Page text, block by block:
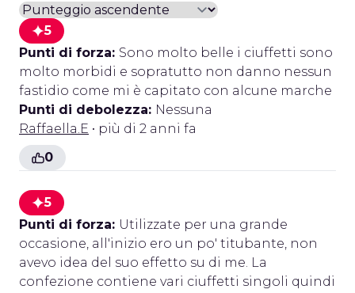
5
Punti di forza: Sono molto belle i ciuffetti sono
molto morbidi e sopratutto non danno nessun
fastidio come mi è capitato con alcune marche
Punti di debolezza: Nessuna
Raffaella.E • più di 2 anni fa
0
5
Punti di forza: Utilizzate per una grande
occasione, all'inizio ero un po' titubante, non
avevo idea del suo effetto su di me. La
confezione contiene vari ciuffetti singoli quindi